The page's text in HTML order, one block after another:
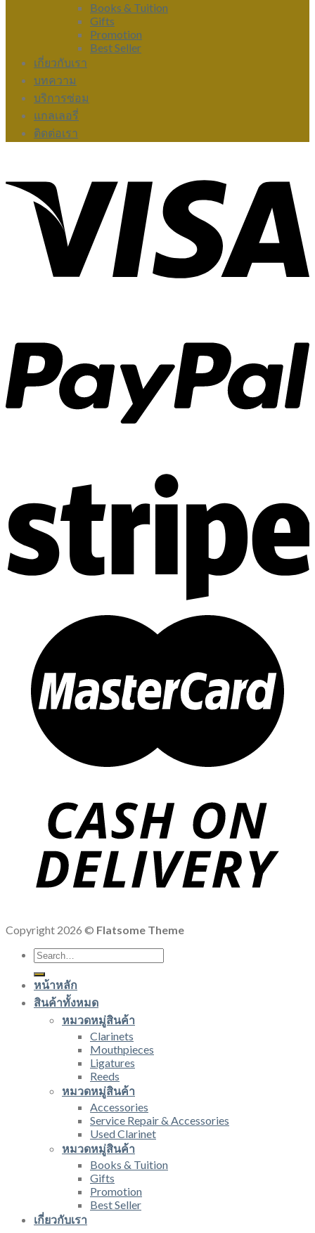
Books & Tuition
Gifts
Promotion
Best Seller
เกี่ยวกับเรา
บทความ
บริการซ่อม
แกลเลอรี่
ติดต่อเรา
Copyright 2026 © Flatsome Theme
Search
for:
หน้าหลัก
สินค้าทั้งหมด
หมวดหมู่สินค้า
Clarinets
Mouthpieces
Ligatures
Reeds
หมวดหมู่สินค้า
Accessories
Service Repair & Accessories
Used Clarinet
หมวดหมู่สินค้า
Books & Tuition
Gifts
Promotion
Best Seller
เกี่ยวกับเรา